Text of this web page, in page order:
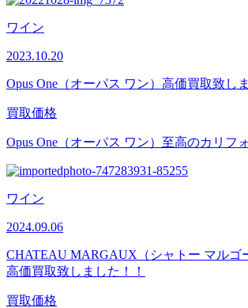
ワイン
2023.10.20
Opus One（オーパス ワン）高価買取致し
買取価格
Opus One（オーパス ワン）至高のカリフ
ワイン
2024.09.06
CHATEAU MARGAUX（シャトー マルゴ
高価買取致しました！！
買取価格